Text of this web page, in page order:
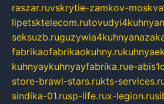
raszar.ruvskrytie-zamkov-
lipetsktelecom.ru
seksuzb.ru
fabrikaofabrikaokuhny.ru
kuhnyaykuhnyayfabrika.rue-
store-brawl-stars.rukts-
sindika-01.rusp-life.rux-legion.ru